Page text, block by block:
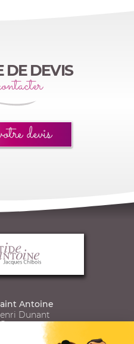
DE DEVIS
devis
Antoine
Dunant
Grasse